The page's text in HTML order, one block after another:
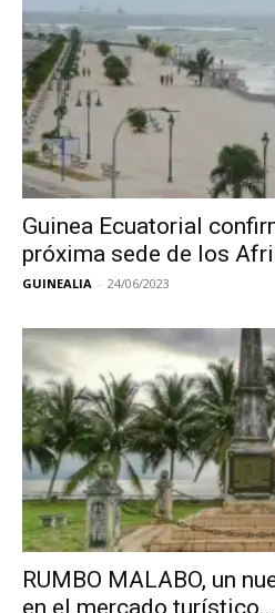
Guinea Ecuatorial
próxima sede de los
GUINEALIA - 24/06/2023
RUMBO MALABO, un
en el mercado turístico...